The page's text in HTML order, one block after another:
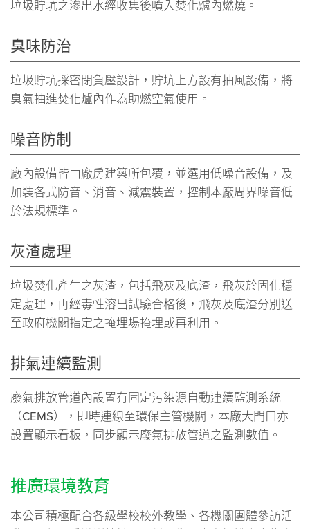
垃圾貯坑之滲出水經收集後噴入焚化爐內燃燒。
臭味防治
垃圾貯坑採密閉負壓設計，貯坑上方設有抽風設備，將
臭氣抽進焚化爐內作為助燃空氣使用。
噪音防制
廠內設備皆由廠房建築所包覆，並選用低噪音設備，及
加裝各式防音、消音、減震裝置，控制本廠周界噪音低
於法規標準。
灰渣處理
垃圾焚化產生之灰渣，包括飛灰及底渣，飛灰於固化穩
定處理，再經毒性溶出試驗合格後，飛灰及底渣分別送
至政府機關指定之掩埋場掩埋或再利用。
排氣連續監測
廢氣排放管道內設置有固定污染源自動連續監測系統
（CEMS），即時連線至環保主管機關，本廠大門口亦
設置顯示看板，同步顯示廢氣排放管道之監測數值。
推廣環境教育
本公司積極配合各級學校校外教學、各機關團體參訪活